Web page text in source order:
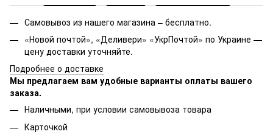
Самовывоз из нашего магазина – бесплатно.
«Новой почтой», «Деливери» «УкрПочтой» по Украине —
цену доставки уточняйте.
Подробнее о доставке
Мы предлагаем вам удобные варианты оплаты вашего
заказа.
Наличными, при условии самовывоза товара
Карточкой